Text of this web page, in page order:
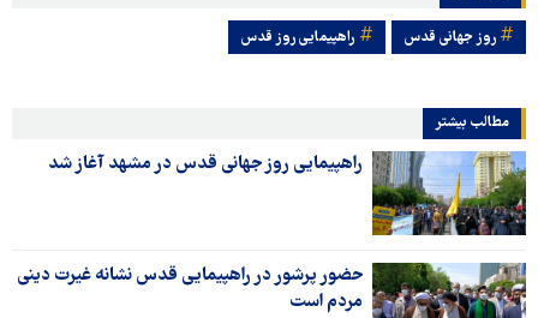
روز جهانی قدس راهپیمایی روز قدس
مطالب بیشتر
راهپیمایی روز جهانی قدس در مشهد آغاز شد
حضور پرشور در راهپیمایی قدس نشانه غیرت دینی
مردم است